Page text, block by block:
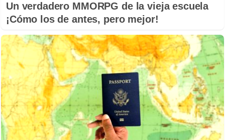
Un verdadero MMORPG de la vieja escuela
¡Cómo los de antes, pero mejor!